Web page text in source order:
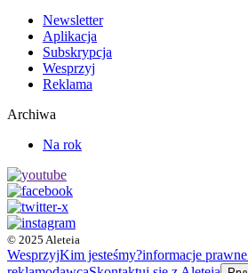
Newsletter
Aplikacja
Subskrypcja
Wesprzyj
Reklama
Archiwa
Na rok
© 2025 Aleteia
WesprzyjKim jesteśmy?informacje prawne